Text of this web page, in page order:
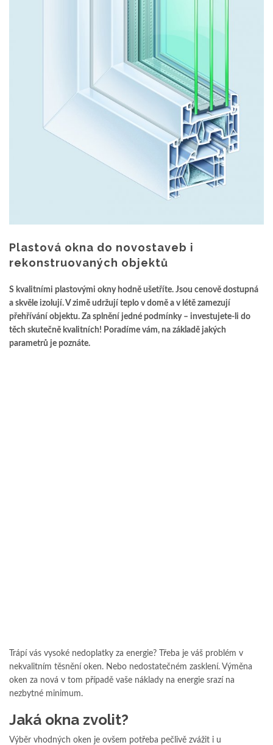
Plastová okna do novostaveb i
rekonstruovaných objektů
S kvalitními plastovými okny hodně ušetříte. Jsou cenově dostupná
a skvěle izolují. V zimě udržují teplo v domě a v létě zamezují
přehřívání objektu. Za splnění jedné podmínky – investujete-li do
těch skutečně kvalitních! Poradíme vám, na základě jakých
parametrů je poznáte.
Trápí vás vysoké nedoplatky za energie? Třeba je váš problém v
nekvalitním těsnění oken. Nebo nedostatečném zasklení. Výměna
oken za nová v tom případě vaše náklady na energie srazí na
nezbytné minimum.
Jaká okna zvolit?
Výběr vhodných oken je ovšem potřeba pečlivě zvážit i u